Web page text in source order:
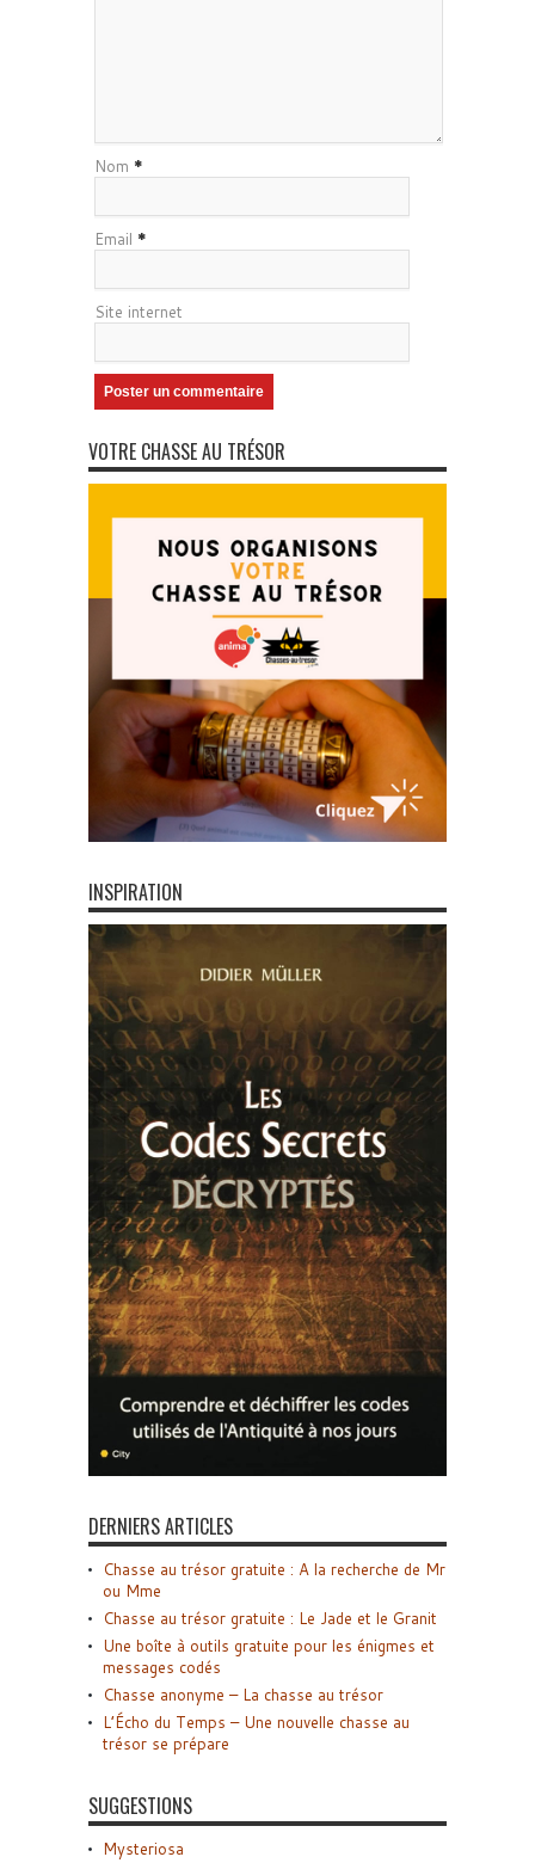
Nom *
Email *
Site internet
VOTRE CHASSE AU TRÉSOR
INSPIRATION
DERNIERS ARTICLES
Chasse au trésor gratuite : A la recherche de Mr
ou Mme
Chasse au trésor gratuite : Le Jade et le Granit
Une boîte à outils gratuite pour les énigmes et
messages codés
Chasse anonyme – La chasse au trésor
L’Écho du Temps – Une nouvelle chasse au
trésor se prépare
SUGGESTIONS
Mysteriosa